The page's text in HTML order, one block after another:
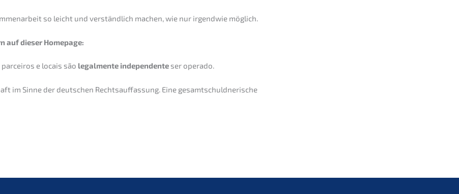
so leicht und verständ­lich machen, wie nur irgend­wie möglich.
auf dieser Homepage:
e locais são legal­men­te indepen­den­teser operado.
im Sinne der deutschen Rechts­auf­fas­sung. Eine gesamtschuldnerische